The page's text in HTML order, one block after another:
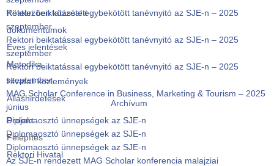
Kötelezően közzétett
dokumentumok
Éves jelentések
Metodika
Hivatali közlemények
Álláshirdetések
Archívum
Projekt
Felépítés
Rektori Hivatal
Rektori beiktatással egybekötött tanévnyitó az SJE-n – 2025
szeptember
Rektori beiktatással egybekötött tanévnyitó az SJE-n – 2025
szeptember
Rektori beiktatással egybekötött tanévnyitó az SJE-n – 2025
szeptember
MAG Scholar Conference in Business, Marketing & Tourism – 2025
június
Diplomaosztó ünnepségek az SJE-n
Diplomaosztó ünnepségek az SJE-n
Diplomaosztó ünnepségek az SJE-n
Az SJE-n rendezett MAG Scholar konferencia malajziai